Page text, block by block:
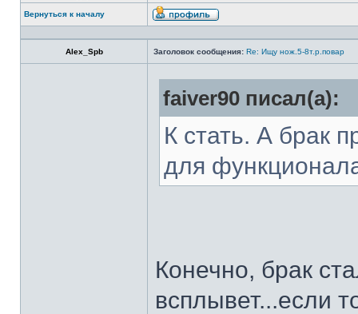
Вернуться к началу
Alex_Spb Заголовок сообщения: Re: Ищу нож.5-8т.р.повар
faiver90 писал(а):
К стать. А брак
для
Конечно, брак
всплывет...если